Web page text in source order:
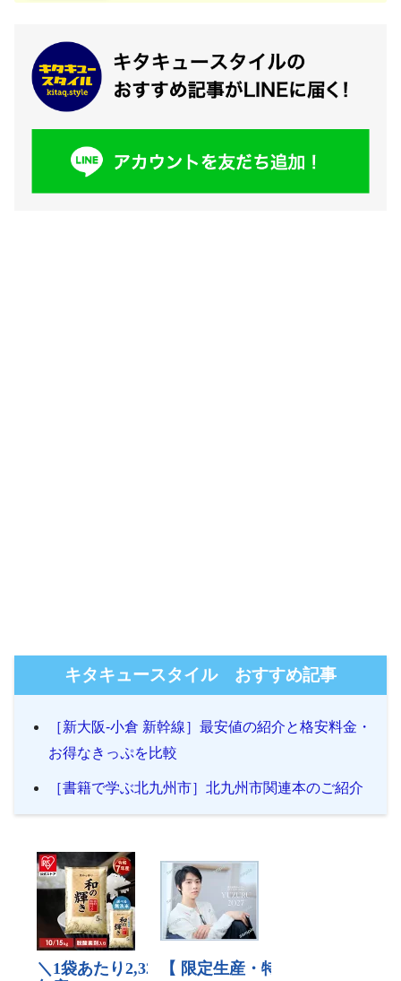
キタキュースタイル おすすめ記事
［新大阪-小倉 新幹線］最安値の紹介と格安料金・
お得なきっぷを比較
［書籍で学ぶ北九州市］北九州市関連本のご紹介